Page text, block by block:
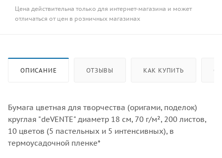
Цена действительна только для интернет-магазина и может
отличаться от цен в розничных магазинах
ОПИСАНИЕ ОТЗЫВЫ КАК КУПИТЬ
Бумага цветная для творчества (оригами, поделок)
круглая "deVENTE" диаметр 18 см, 70 г/м², 200 листов,
10 цветов (5 пастельных и 5 интенсивных), в
термоусадочной пленке*